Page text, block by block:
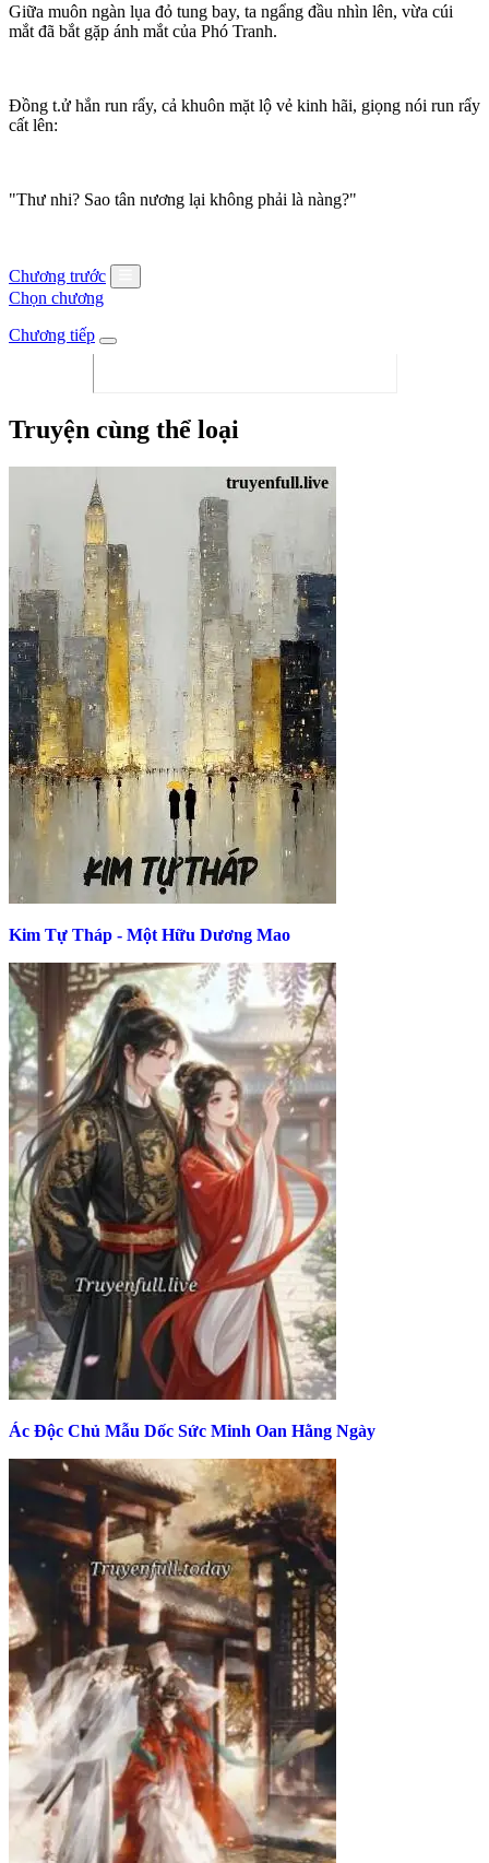
Giữa muôn ngàn lụa đỏ tung bay, ta ngẩng đầu nhìn lên, vừa cúi
mắt đã bắt gặp ánh mắt của Phó Tranh.
Đồng t.ử hắn run rẩy, cả khuôn mặt lộ vẻ kinh hãi, giọng nói run rẩy
cất lên:
"Thư nhi? Sao tân nương lại không phải là nàng?"
Chương trước
Chọn chương
Chương tiếp
Truyện cùng thể loại
Kim Tự Tháp - Một Hữu Dương Mao
Ác Độc Chủ Mẫu Dốc Sức Minh Oan Hằng Ngày